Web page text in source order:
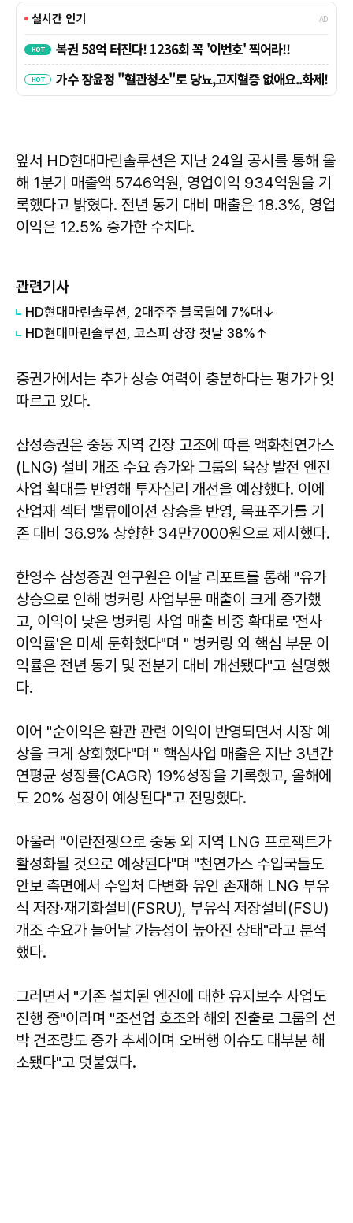
앞서 HD현대마린솔루션은 지난 24일 공시를 통해 올
해 1분기 매출액 5746억원, 영업이익 934억원을 기
록했다고 밝혔다. 전년 동기 대비 매출은 18.3%, 영업
이익은 12.5% 증가한 수치다.
관련기사
HD현대마린솔루션, 2대주주 블록딜에 7%대↓
HD현대마린솔루션, 코스피 상장 첫날 38%↑
증권가에서는 추가 상승 여력이 충분하다는 평가가 잇
따르고 있다.
삼성증권은 중동 지역 긴장 고조에 따른 액화천연가스
(LNG) 설비 개조 수요 증가와 그룹의 육상 발전 엔진
사업 확대를 반영해 투자심리 개선을 예상했다. 이에
산업재 섹터 밸류에이션 상승을 반영, 목표주가를 기
존 대비 36.9% 상향한 34만7000원으로 제시했다.
한영수 삼성증권 연구원은 이날 리포트를 통해 "유가
상승으로 인해 벙커링 사업부문 매출이 크게 증가했
고, 이익이 낮은 벙커링 사업 매출 비중 확대로 '전사
이익률'은 미세 둔화했다"며 " 벙커링 외 핵심 부문 이
익률은 전년 동기 및 전분기 대비 개선됐다"고 설명했
다.
이어 "순이익은 환관 관련 이익이 반영되면서 시장 예
상을 크게 상회했다"며 " 핵심사업 매출은 지난 3년간
연평균 성장률(CAGR) 19%성장을 기록했고, 올해에
도 20% 성장이 예상된다"고 전망했다.
아울러 "이란전쟁으로 중동 외 지역 LNG 프로젝트가
활성화될 것으로 예상된다"며 "천연가스 수입국들도
안보 측면에서 수입처 다변화 유인 존재해 LNG 부유
식 저장·재기화설비(FSRU), 부유식 저장설비(FSU)
개조 수요가 늘어날 가능성이 높아진 상태"라고 분석
했다.
그러면서 "기존 설치된 엔진에 대한 유지보수 사업도
진행 중"이라며 "조선업 호조와 해외 진출로 그룹의 선
박 건조량도 증가 추세이며 오버행 이슈도 대부분 해
소됐다"고 덧붙였다.